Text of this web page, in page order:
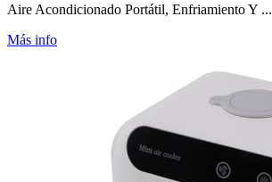
Aire Acondicionado Portátil, Enfriamiento Y ...
Más info